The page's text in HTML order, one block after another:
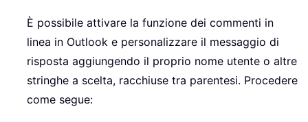
È possibile attivare la funzione dei commenti in
linea in Outlook e personalizzare il messaggio di
risposta aggiungendo il proprio nome utente o altre
stringhe a scelta, racchiuse tra parentesi. Procedere
come segue: